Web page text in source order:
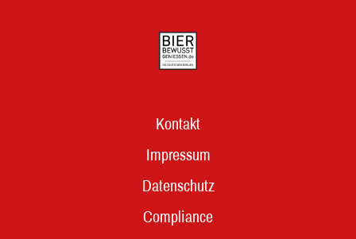
Kontakt
Impressum
Datenschutz
Compliance